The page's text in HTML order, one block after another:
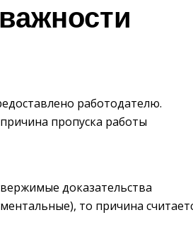
работодателю.
пропуска работы
доказательства
то причина